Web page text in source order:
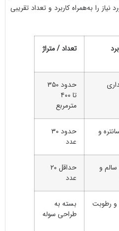
را به‌همراه کاربرد و تعداد تقریبی
تعداد / متراژ
حدود ۳۵۰
تا ۴۰۰
مترمربع
و
حدود ۳۰
عدد
و
حداقل ۲۰
عدد
رطوبت
بسته به
طراحی سوله